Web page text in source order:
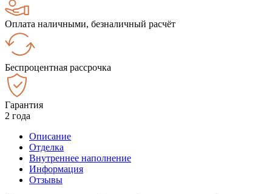
Оплата наличными, безналичный расчёт
Беспроцентная рассрочка
Гарантия
2 года
Описание
Отделка
Внутреннее наполнение
Информация
Отзывы